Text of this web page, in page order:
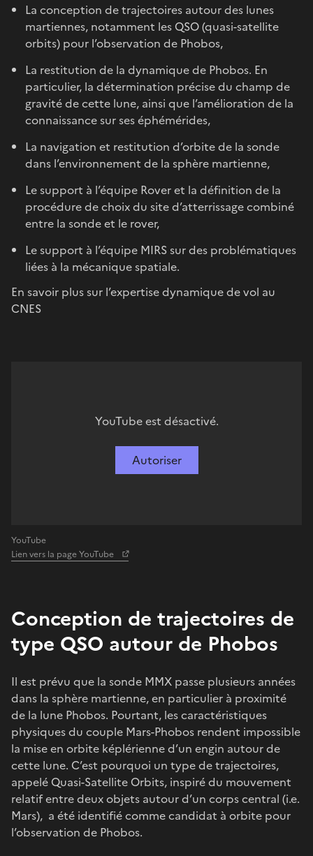
La conception de trajectoires autour des lunes
martiennes, notamment les QSO (quasi-satellite
orbits) pour l’observation de Phobos,
La restitution de la dynamique de Phobos. En
particulier, la détermination précise du champ de
gravité de cette lune, ainsi que l’amélioration de la
connaissance sur ses éphémérides,
La navigation et restitution d’orbite de la sonde
dans l’environnement de la sphère martienne,
Le support à l’équipe Rover et la définition de la
procédure de choix du site d’atterrissage combiné
entre la sonde et le rover,
Le support à l’équipe MIRS sur des problématiques
liées à la mécanique spatiale.
En savoir plus sur l’expertise dynamique de vol au
CNES
YouTube est désactivé.
Autoriser
YouTube
Lien vers la page YouTube
Conception de trajectoires de
type QSO autour de Phobos
Il est prévu que la sonde MMX passe plusieurs années
dans la sphère martienne, en particulier à proximité
de la lune Phobos. Pourtant, les caractéristiques
physiques du couple Mars-Phobos rendent impossible
la mise en orbite képlérienne d’un engin autour de
cette lune. C’est pourquoi un type de trajectoires,
appelé Quasi-Satellite Orbits, inspiré du mouvement
relatif entre deux objets autour d’un corps central (i.e.
Mars), a été identifié comme candidat à orbite pour
l’observation de Phobos.